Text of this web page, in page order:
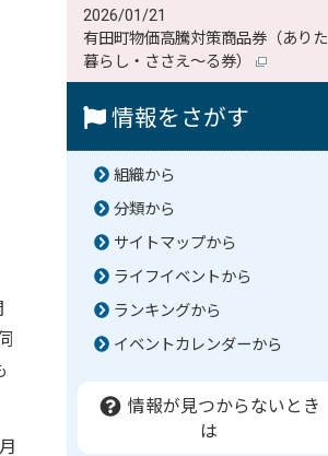
2026/01/21
有田町物価高騰対策商品券（ありた
暮らし・ささえ～る券）
情報をさがす
組織から
分類から
サイトマップから
ライフイベントから
ランキングから
イベントカレンダーから
情報が見つからないとき
は